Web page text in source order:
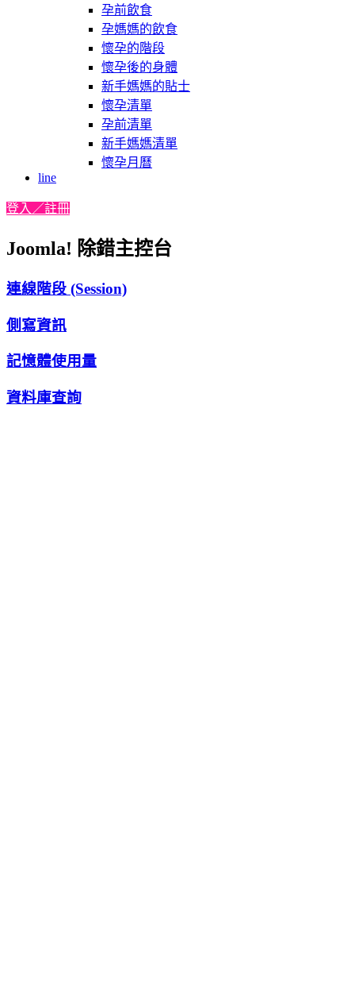
孕前飲食
孕媽媽的飲食
懷孕的階段
懷孕後的身體
新手媽媽的貼士
懷孕清單
孕前清單
新手媽媽清單
懷孕月曆
line
登入／註冊
Joomla! 除錯主控台
連線階段 (Session)
側寫資訊
記憶體使用量
資料庫查詢